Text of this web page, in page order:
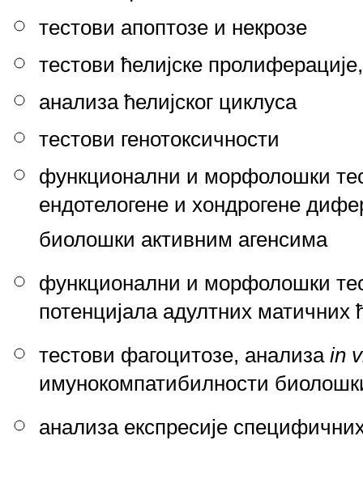
тестови апоптозе и некрозе
тестови ћелијске
анализа ћелијског циклуса
тестови генотоксичности
функционални и морфолошки
ендотелогене и хондрогене
биолошки активним агенсима
функционални и морфолошки
потенцијала адултних матичних
тестови фагоцитозе, анализа in
имунокомпатибилности
анализа експресије